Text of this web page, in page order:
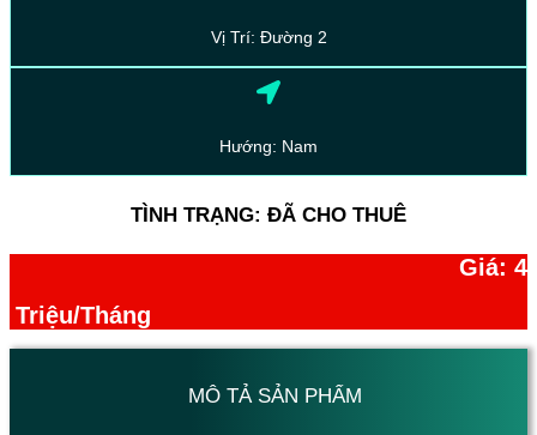
Vị Trí: Đường 2
Hướng: Nam
TÌNH TRẠNG: ĐÃ CHO THUÊ
Giá: 4
Triệu/Tháng
MÔ TẢ SẢN PHẨM